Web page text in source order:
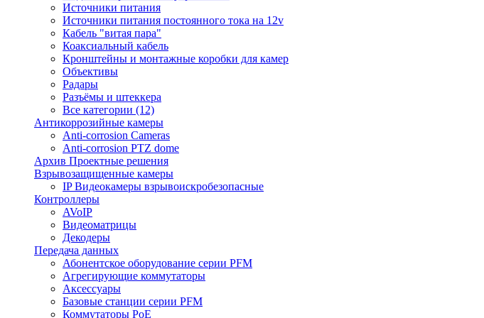
Источники питания
Источники питания постоянного тока на 12v
Кабель "витая пара"
Коаксиальный кабель
Кронштейны и монтажные коробки для камер
Объективы
Радары
Разъёмы и штеккера
Все категории (12)
Антикоррозийные камеры
Anti-corrosion Cameras
Anti-corrosion PTZ dome
Архив Проектные решения
Взрывозащищенные камеры
IP Видеокамеры взрывоискробезопасные
Контроллеры
AVoIP
Видеоматрицы
Декодеры
Передача данных
Абонентское оборудование серии PFM
Агрегирующие коммутаторы
Аксессуары
Базовые станции серии PFM
Коммутаторы PoE